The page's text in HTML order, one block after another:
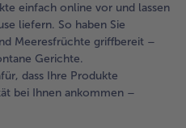
einfach online vor und lassen
liefern. So haben Sie
Meeresfrüchte griffbereit –
Gerichte.
dass Ihre Produkte
bei Ihnen ankommen –